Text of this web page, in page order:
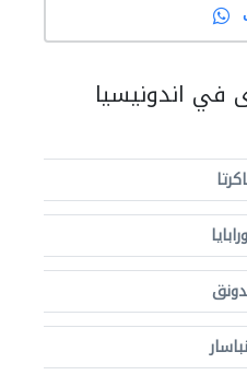
اندونيسيا